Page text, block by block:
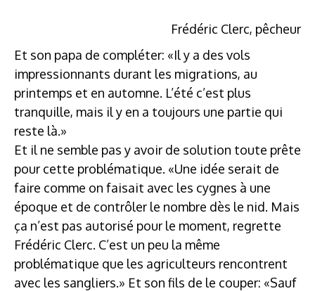
Frédéric Clerc, pêcheur
Et son papa de compléter: «Il y a des vols
impressionnants durant les migrations, au
printemps et en automne. L’été c’est plus
tranquille, mais il y en a toujours une partie qui
reste là.»
Et il ne semble pas y avoir de solution toute prête
pour cette problématique. «Une idée serait de
faire comme on faisait avec les cygnes à une
époque et de contrôler le nombre dès le nid. Mais
ça n’est pas autorisé pour le moment, regrette
Frédéric Clerc. C’est un peu la même
problématique que les agriculteurs rencontrent
avec les sangliers.» Et son fils de le couper: «Sauf